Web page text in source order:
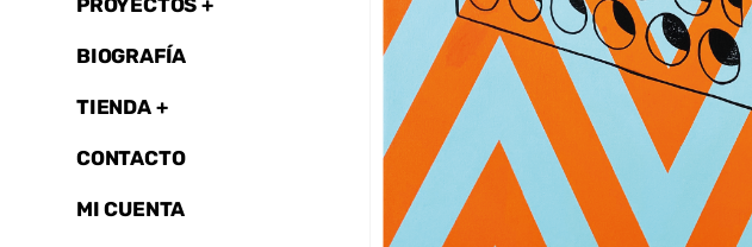
PROYECTOS +
BIOGRAFÍA
TIENDA +
CONTACTO
MI CUENTA